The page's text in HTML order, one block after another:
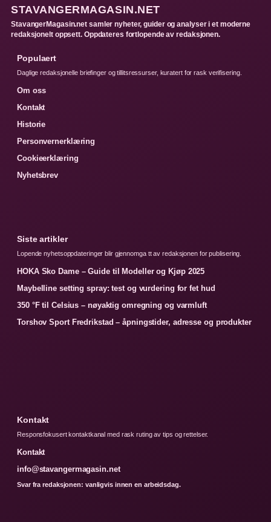
STAVANGERMAGASIN.NET
StavangerMagasin.net samler nyheter, guider og analyser i et moderne
redaksjonelt oppsett. Oppdateres fortlopende av redaksjonen.
Populaert
Daglige redaksjonelle briefinger og tillitsressurser, kuratert for rask verifisering.
Om oss
Kontakt
Historie
Personvernerklæring
Cookieerklæring
Nyhetsbrev
Siste artikler
Lopende nyhetsoppdateringer blir gjennomga tt av redaksjonen for publisering.
HOKA Sko Dame – Guide til Modeller og Kjøp 2025
Maybelline setting spray: test og vurdering for fet hud
350 °F til Celsius – nøyaktig omregning og varmluft
Torshov Sport Fredrikstad – åpningstider, adresse og produkter
Kontakt
Responsfokusert kontaktkanal med rask ruting av tips og rettelser.
Kontakt
info@stavangermagasin.net
Svar fra redaksjonen: vanligvis innen en arbeidsdag.